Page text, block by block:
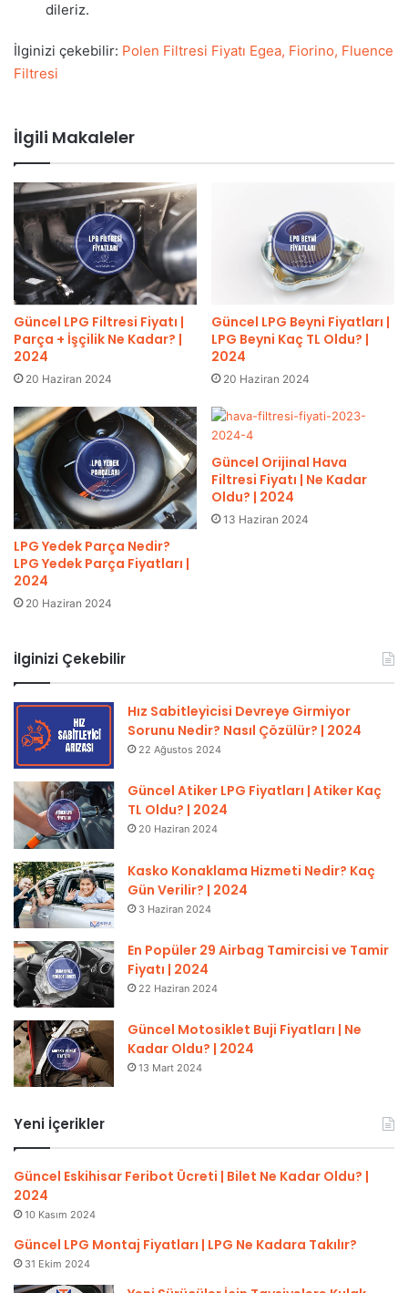
dileriz.
İlginizi çekebilir: Polen Filtresi Fiyatı Egea, Fiorino, Fluence
Filtresi
İlgili Makaleler
Güncel LPG Filtresi Fiyatı |
Parça + İşçilik Ne Kadar? |
2024
20 Haziran 2024
Güncel LPG Beyni Fiyatları |
LPG Beyni Kaç TL Oldu? |
2024
20 Haziran 2024
LPG Yedek Parça Nedir?
LPG Yedek Parça Fiyatları |
2024
20 Haziran 2024
Güncel Orijinal Hava
Filtresi Fiyatı | Ne Kadar
Oldu? | 2024
13 Haziran 2024
İlginizi Çekebilir
Hız Sabitleyicisi Devreye Girmiyor
Sorunu Nedir? Nasıl Çözülür? | 2024
22 Ağustos 2024
Güncel Atiker LPG Fiyatları | Atiker Kaç
TL Oldu? | 2024
20 Haziran 2024
Kasko Konaklama Hizmeti Nedir? Kaç
Gün Verilir? | 2024
3 Haziran 2024
En Popüler 29 Airbag Tamircisi ve Tamir
Fiyatı | 2024
22 Haziran 2024
Güncel Motosiklet Buji Fiyatları | Ne
Kadar Oldu? | 2024
13 Mart 2024
Yeni İçerikler
Güncel Eskihisar Feribot Ücreti | Bilet Ne Kadar Oldu? |
2024
10 Kasım 2024
Güncel LPG Montaj Fiyatları | LPG Ne Kadara Takılır?
31 Ekim 2024